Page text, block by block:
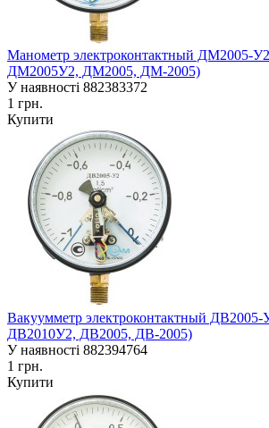
Манометр электроконтактный ДМ2005-
ДМ2005У2, ДМ2005, ДМ-2005)
У наявності 882383372
1 грн.
Купити
Вакуумметр электроконтактный
ДВ2010У2, ДВ2005, ДВ-2005)
У наявності 882394764
1 грн.
Купити